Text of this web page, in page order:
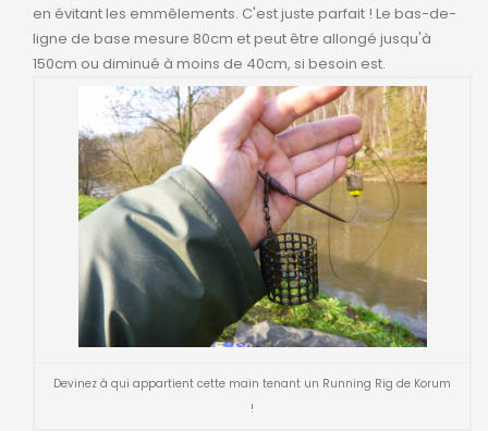
en évitant les emmêlements. C'est juste parfait ! Le bas-de-
ligne de base mesure 80cm et peut être allongé jusqu'à
150cm ou diminué à moins de 40cm, si besoin est.
Devinez à qui appartient cette main tenant un Running Rig de Korum
!